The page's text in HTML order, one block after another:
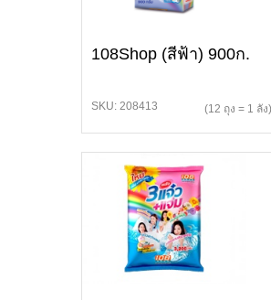
108Shop (สีฟ้า) 900ก.
SKU: 208413 (12 ถุง = 1 ลัง)